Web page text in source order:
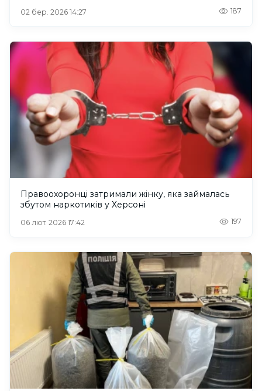
02 бер. 2026 14:27 187
Правоохоронці затримали жінку, яка займалась
збутом наркотиків у Херсоні
06 лют. 2026 17:42 197